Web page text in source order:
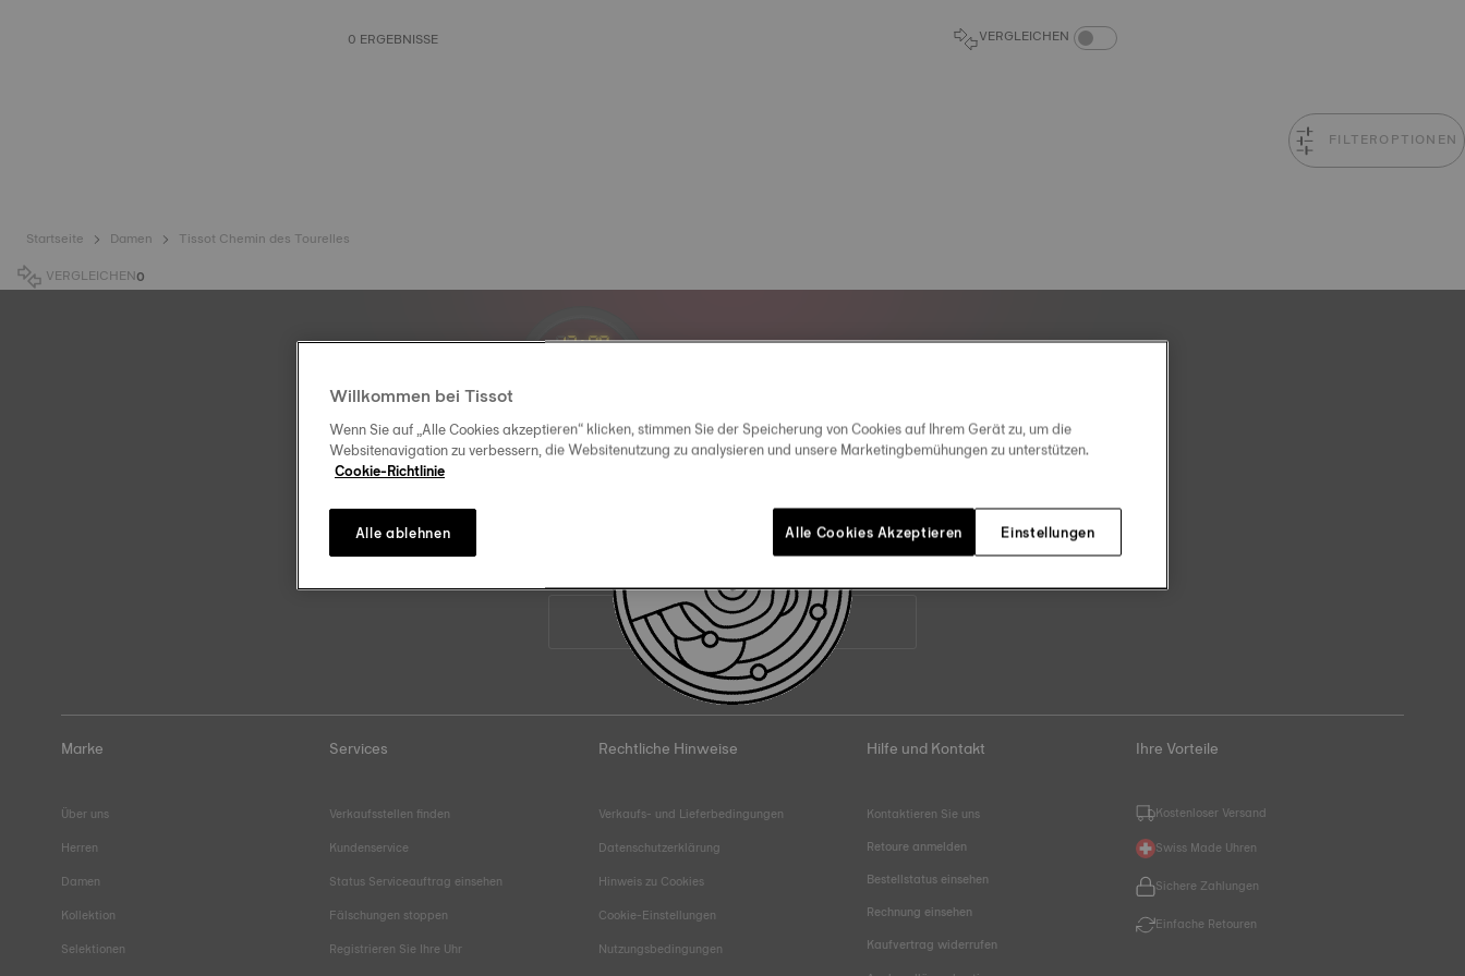
0 ERGEBNISSE VERGLEICHEN PRODUKTVERGLEICH-SCHALTER
FILTEROPTIONEN
Startseite Damen
Tissot Chemin des Tourelles
VERGLEICHEN0
Werden Sie Teil der Tissot-Familie
E-Mail-Adresse
Marke
Über uns
Herren
Damen
Kollektion
Selektionen
Services
Verkaufsstellen finden
Kundenservice
Status Serviceauftrag einsehen
Fälschungen stoppen
Registrieren Sie Ihre Uhr
Rechtliche Hinweise
Verkaufs- und Lieferbedingungen
Datenschutzerklärung
Hinweis zu Cookies
Cookie-Einstellungen
Nutzungsbedingungen
Hilfe und Kontakt
Kontaktieren Sie uns
Retoure anmelden
Bestellstatus einsehen
Rechnung einsehen
Kaufvertrag widerrufen
Ihre Vorteile
Kostenloser Versand
Swiss Made Uhren
Sichere Zahlungen
Einfache Retouren
Willkommen bei Tissot
Wenn Sie auf „Alle Cookies akzeptieren“ klicken, stimmen Sie der Speicherung von Cookies auf Ihrem Gerät zu, um die
Websitenavigation zu verbessern, die Websitenutzung zu analysieren und unsere Marketingbemühungen zu unterstützen.
Cookie-Richtlinie
Einstellungen
Alle ablehnen Alle Cookies Akzeptieren